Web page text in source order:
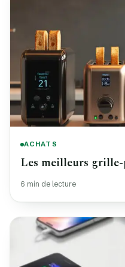
ACHATS
Les meilleurs
6 min de lecture